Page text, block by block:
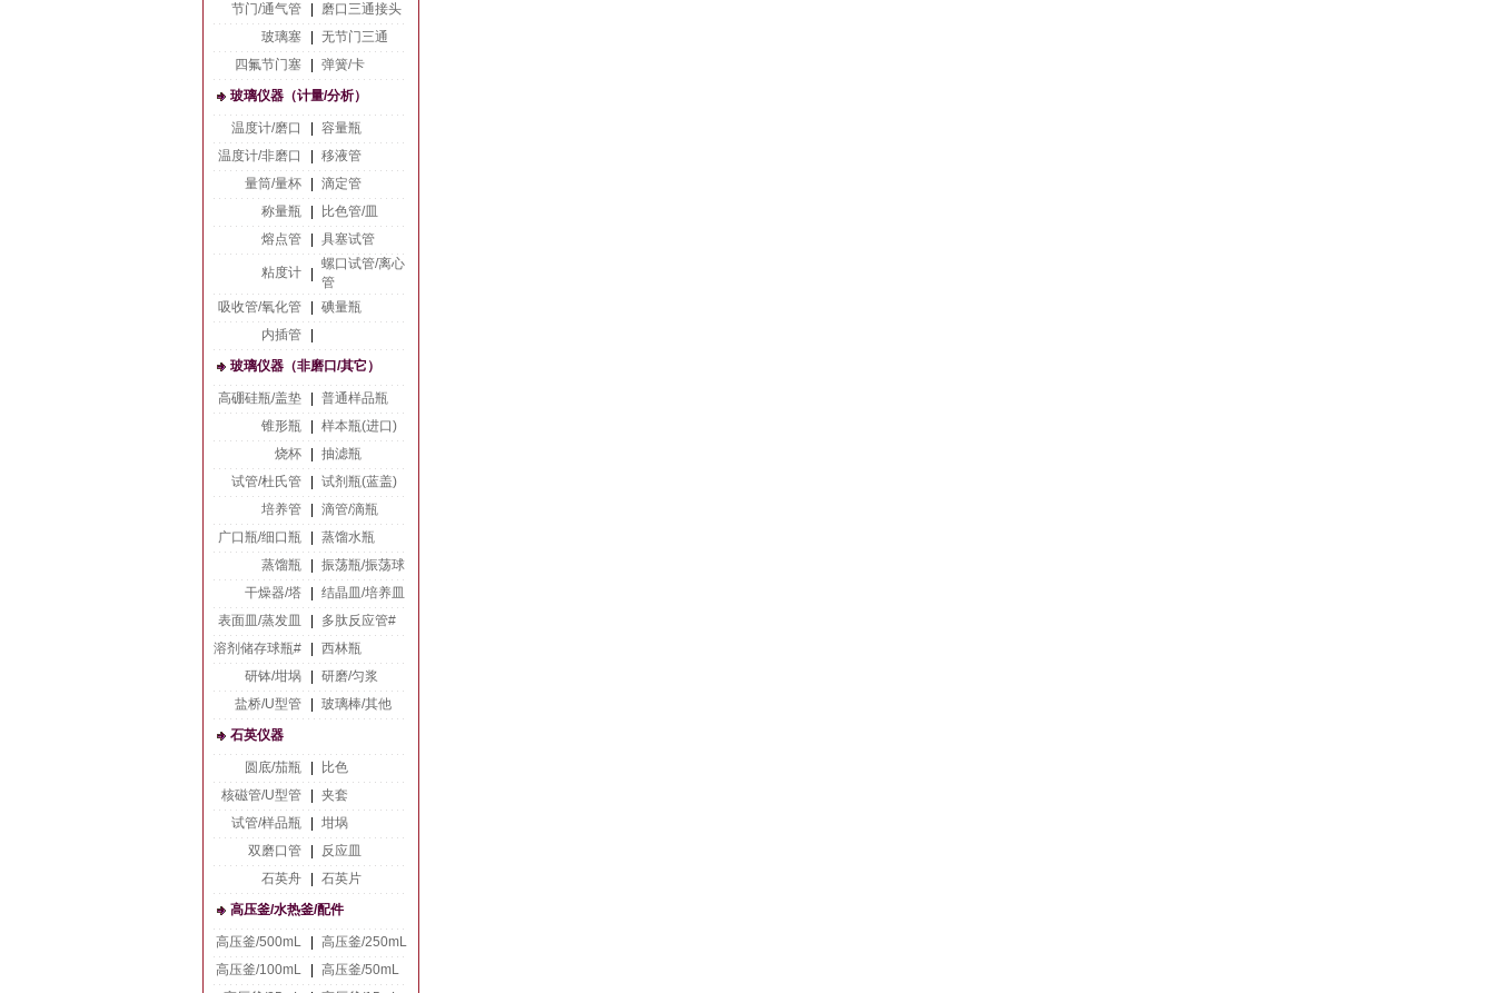
节门/通气管
磨口三通接头
玻璃塞
无节门三通
四氟节门塞
弹簧/卡
玻璃仪器（计量/分析）
温度计/磨口
容量瓶
温度计/非磨口
移液管
量筒/量杯
滴定管
称量瓶
比色管/皿
熔点管
具塞试管
粘度计
螺口试管/离心
管
吸收管/氧化管
碘量瓶
内插管
玻璃仪器（非磨口/其它）
高硼硅瓶/盖垫
普通样品瓶
锥形瓶
样本瓶(进口)
烧杯
抽滤瓶
试管/杜氏管
试剂瓶(蓝盖)
培养管
滴管/滴瓶
广口瓶/细口瓶
蒸馏水瓶
蒸馏瓶
振荡瓶/振荡球
干燥器/塔
结晶皿/培养皿
表面皿/蒸发皿
多肽反应管#
溶剂储存球瓶#
西林瓶
研钵/坩埚
研磨/匀浆
盐桥/U型管
玻璃棒/其他
石英仪器
圆底/茄瓶
比色
核磁管/U型管
夹套
试管/样品瓶
坩埚
双磨口管
反应皿
石英舟
石英片
高压釜/水热釜/配件
高压釜/500mL
高压釜/250mL
高压釜/100mL
高压釜/50mL